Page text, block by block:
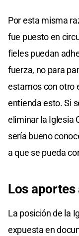
Por esta misma
fue puesto en
fieles puedan
fuerza, no para
estamos con otro
entienda esto. Si
eliminar la Iglesia
sería bueno
a que se pueda
Los
La posición de la
expuesta en